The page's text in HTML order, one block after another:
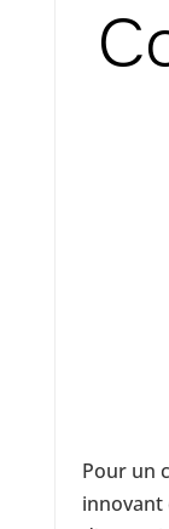
Pour un
innovant